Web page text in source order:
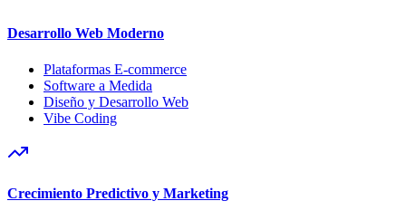
Desarrollo Web Moderno
Plataformas E-commerce
Software a Medida
Diseño y Desarrollo Web
Vibe Coding
Crecimiento Predictivo y Marketing